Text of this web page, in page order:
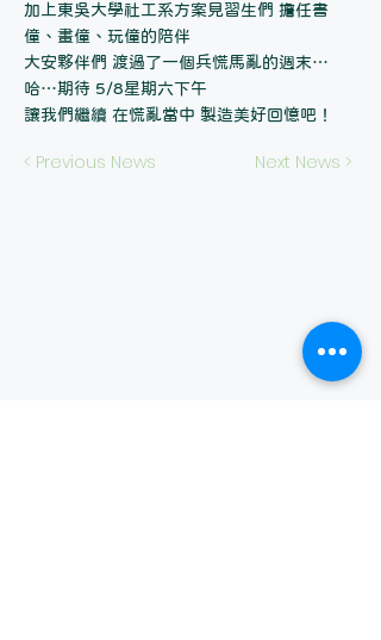
加上東吳大學社工系方案見習生們 擔任書
僮、畫僮、玩僮的陪伴
大安夥伴們 渡過了一個兵慌馬亂的週末…
哈…期待 5/8星期六下午
讓我們繼續 在慌亂當中 製造美好回憶吧！
< Previous News Next News >